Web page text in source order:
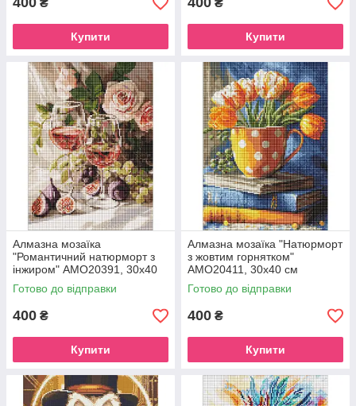
₴
Купити
₴
Купити
Алмазна мозаїка
"Романтичний натюрморт з
інжиром" AMO20391, 30х40
см
Готово до відправки
400 ₴
Купити
Алмазна мозаїка "Натюрморт
з жовтим горнятком"
AMO20411, 30х40 см
Готово до відправки
400 ₴
Купити